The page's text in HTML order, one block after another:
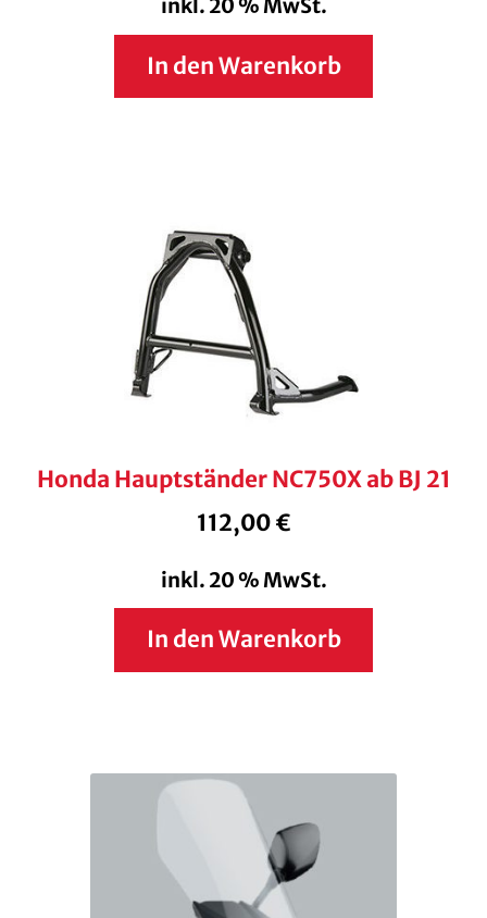
inkl. 20 % MwSt.
In den Warenkorb
Honda Hauptständer NC750X ab BJ 21
112,00€
inkl. 20 % MwSt.
In den Warenkorb